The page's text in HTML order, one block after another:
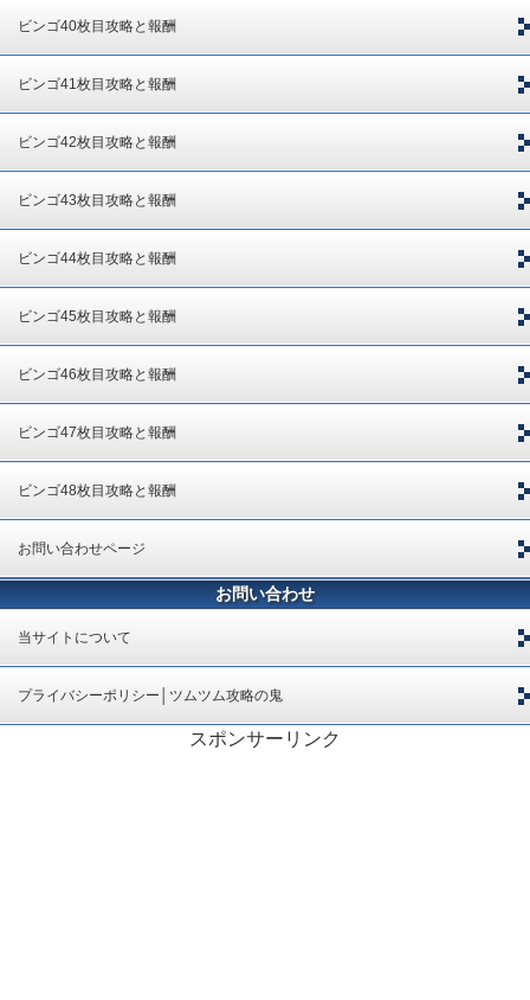
ビンゴ40枚目攻略と報酬
ビンゴ41枚目攻略と報酬
ビンゴ42枚目攻略と報酬
ビンゴ43枚目攻略と報酬
ビンゴ44枚目攻略と報酬
ビンゴ45枚目攻略と報酬
ビンゴ46枚目攻略と報酬
ビンゴ47枚目攻略と報酬
ビンゴ48枚目攻略と報酬
お問い合わせページ
お問い合わせ
当サイトについて
プライバシーポリシー│ツムツム攻略の鬼
スポンサーリンク